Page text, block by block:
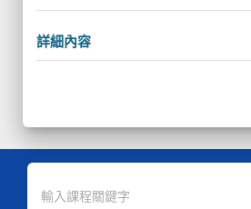
詳細內容